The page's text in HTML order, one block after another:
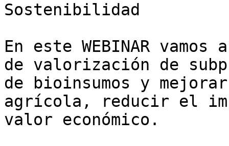
Sostenibilidad
En este WEBINAR
de valorización de
de bioinsumos y
agrícola, reducir el
valor económico.